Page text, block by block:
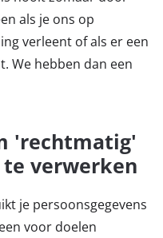
als je ons op
verleent of als er een
We hebben dan een
'rechtmatig'
te verwerken
je persoonsgegevens
voor doelen